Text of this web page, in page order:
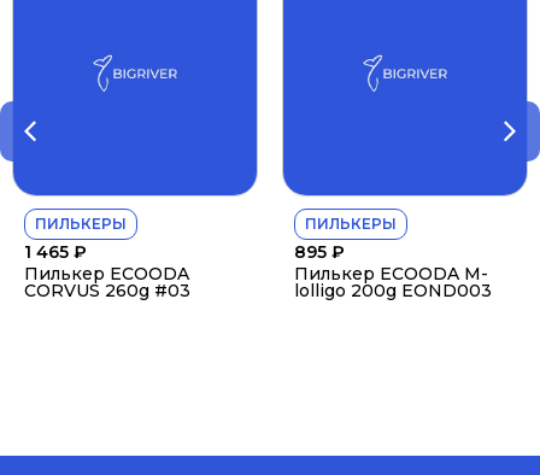
ПИЛЬКЕРЫ
1 465 ₽
Пилькер ECOODA
CORVUS 260g #03
ПИЛЬКЕРЫ
895 ₽
Пилькер ECOODA M-
lolligo 200g EOND003